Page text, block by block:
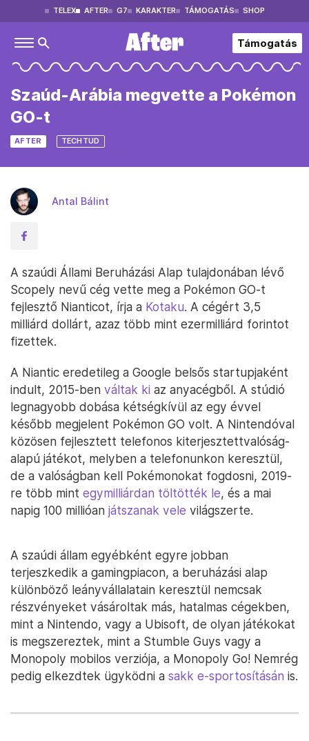
TELEX AFTER G7 KARAKTER TÁMOGATÁS SHOP
Támogatás
Szaúd-Arábia megvette a Pokémon
GO-t
AFTER TECHTUD
Antal Bálint
A szaúdi Állami Beruházási Alap tulajdonában lévő
Scopely nevű cég vette meg a Pokémon GO-t
fejlesztő Nianticot, írja a Kotaku. A cégért 3,5
milliárd dollárt, azaz több mint ezermilliárd forintot
fizettek.
A Niantic eredetileg a Google belsős startupjaként
indult, 2015-ben váltak ki az anyacégből. A stúdió
legnagyobb dobása kétségkívül az egy évvel
később megjelent Pokémon GO volt. A Nintendóval
közösen fejlesztett telefonos kiterjesztettvalóság-
alapú játékot, melyben a telefonunkon keresztül,
de a valóságban kell Pokémonokat fogdosni, 2019-
re több mint egymilliárdan töltötték le, és a mai
napig 100 millióan játszanak vele világszerte.
A szaúdi állam egyébként egyre jobban
terjeszkedik a gamingpiacon, a beruházási alap
különböző leányvállalatain keresztül nemcsak
részvényeket vásároltak más, hatalmas cégekben,
mint a Nintendo, vagy a Ubisoft, de olyan játékokat
is megszereztek, mint a Stumble Guys vagy a
Monopoly mobilos verziója, a Monopoly Go! Nemrég
pedig elkezdtek ügyködni a sakk e-sportosításán is.